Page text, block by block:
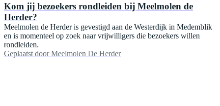
Kom jij bezoekers rondleiden bij Meelmolen de
Herder?
Meelmolen de Herder is gevestigd aan de Westerdijk in Medemblik
en is momenteel op zoek naar vrijwilligers die bezoekers willen
rondleiden.
Geplaatst door Meelmolen De Herder